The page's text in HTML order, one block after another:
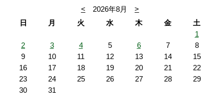
< 2026年8月
>
日
月 火 水 木 金
土
1
2
3 4 5 6 7
8
9
10 11 12 13 14
15
16
17 18 19 20 21
22
23
24 25 26 27 28
29
30
31